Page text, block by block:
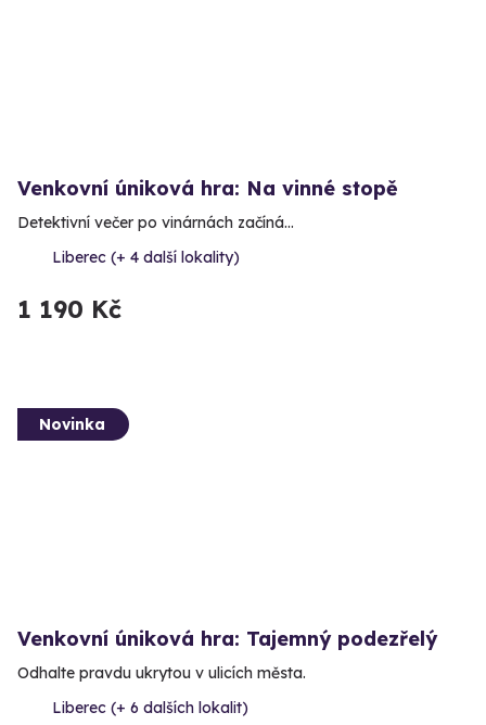
Venkovní úniková hra: Na vinné stopě
Detektivní večer po vinárnách začíná…
Liberec (+ 4 další lokality)
1 190 Kč
Novinka
Venkovní úniková hra: Tajemný podezřelý
Odhalte pravdu ukrytou v ulicích města.
Liberec (+ 6 dalších lokalit)